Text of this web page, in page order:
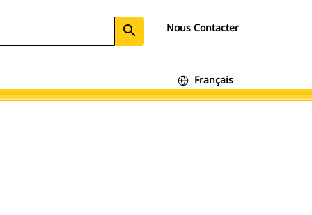
search Nous Contacter
Français